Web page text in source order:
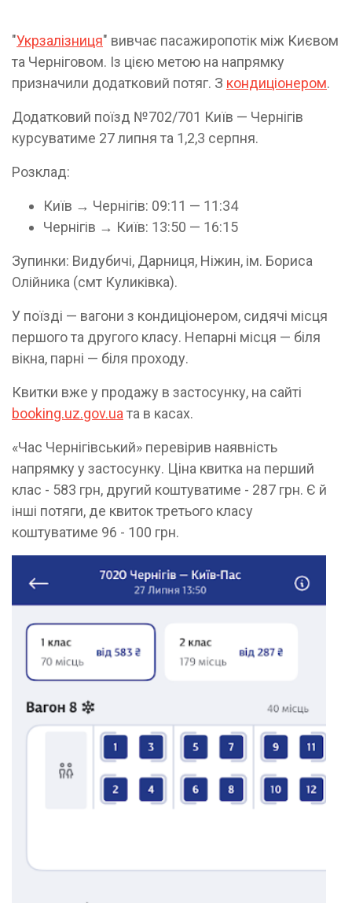
"Укрзалізниця" вивчає пасажиропотік між Києвом
та Черніговом. Із цією метою на напрямку
призначили додатковий потяг. З кондиціонером.
Додатковий поїзд №702/701 Київ — Чернігів
курсуватиме 27 липня та 1,2,3 серпня.
Розклад:
Київ → Чернігів: 09:11 — 11:34
Чернігів → Київ: 13:50 — 16:15
Зупинки: Видубичі, Дарниця, Ніжин, ім. Бориса
Олійника (смт Куликівка).
У поїзді — вагони з кондиціонером, сидячі місця
першого та другого класу. Непарні місця — біля
вікна, парні — біля проходу.
Квитки вже у продажу в застосунку, на сайті
booking.uz.gov.ua та в касах.
«Час Чернігівський» перевірив наявність
напрямку у застосунку. Ціна квитка на перший
клас - 583 грн, другий коштуватиме - 287 грн. Є й
інші потяги, де квиток третього класу
коштуватиме 96 - 100 грн.